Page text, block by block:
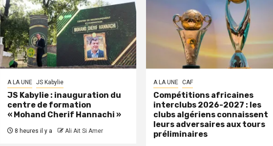
A LA UNE JS Kabylie
JS Kabylie : inauguration du
centre de formation
« Mohand Cherif Hannachi »
8 heures il y a Ali Ait Si Amer
A LA UNE CAF
Compétitions africaines
interclubs 2026-2027 : les
clubs algériens connaissent
leurs adversaires aux tours
préliminaires